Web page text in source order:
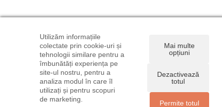
Utilizăm informațiile
colectate prin cookie-uri și
tehnologii similare pentru a
îmbunătăți experiența pe
site-ul nostru, pentru a
analiza modul în care îl
utilizați și pentru scopuri
de marketing.
Mai multe
opțiuni
Dezactivează
totul
Permite totul